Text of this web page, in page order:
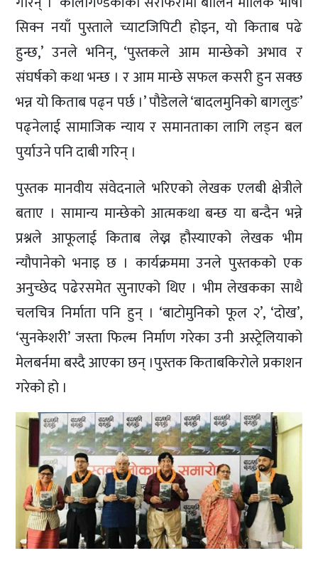
सिक्न नयाँ पुस्ताले च्याटजिपिटी होइन, यो किताब पढे
हुन्छ,’ उनले भनिन्, ‘पुस्तकले आम मान्छेको अभाव र
संघर्षको कथा भन्छ । र आम मान्छे सफल कसरी हुन सक्छ
भन्न यो किताब पढ्न पर्छ ।’ पौडेलले ‘बादलमुनिको बागलुङ’
पढ्नेलाई सामाजिक न्याय र समानताका लागि लड्न बल
पुर्याउने पनि दाबी गरिन् ।
पुस्तक मानवीय संवेदनाले भरिएको लेखक एलबी क्षेत्रीले
बताए । सामान्य मान्छेको आत्मकथा बन्छ या बन्दैन भन्ने
प्रश्नले आफूलाई किताब लेख्न हौस्याएको लेखक भीम
न्यौपानेको भनाइ छ । कार्यक्रममा उनले पुस्तकको एक
अनुच्छेद पढेरसमेत सुनाएको थिए । भीम लेखकका साथै
चलचित्र निर्माता पनि हुन् । ‘बाटोमुनिको फूल २’, ‘दोख’,
‘सुनकेशरी’ जस्ता फिल्म निर्माण गरेका उनी अस्ट्रेलियाको
मेलबर्नमा बस्दै आएका छन् ।पुस्तक किताबकिरोले प्रकाशन
गरेको हो ।